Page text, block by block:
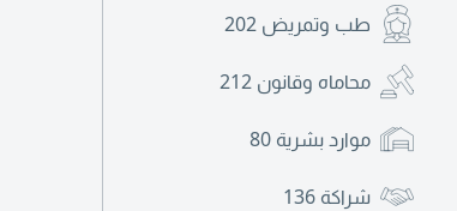
طب وتمريض 202
محاماه وقانون 212
موارد بشرية 80
شراكة 136